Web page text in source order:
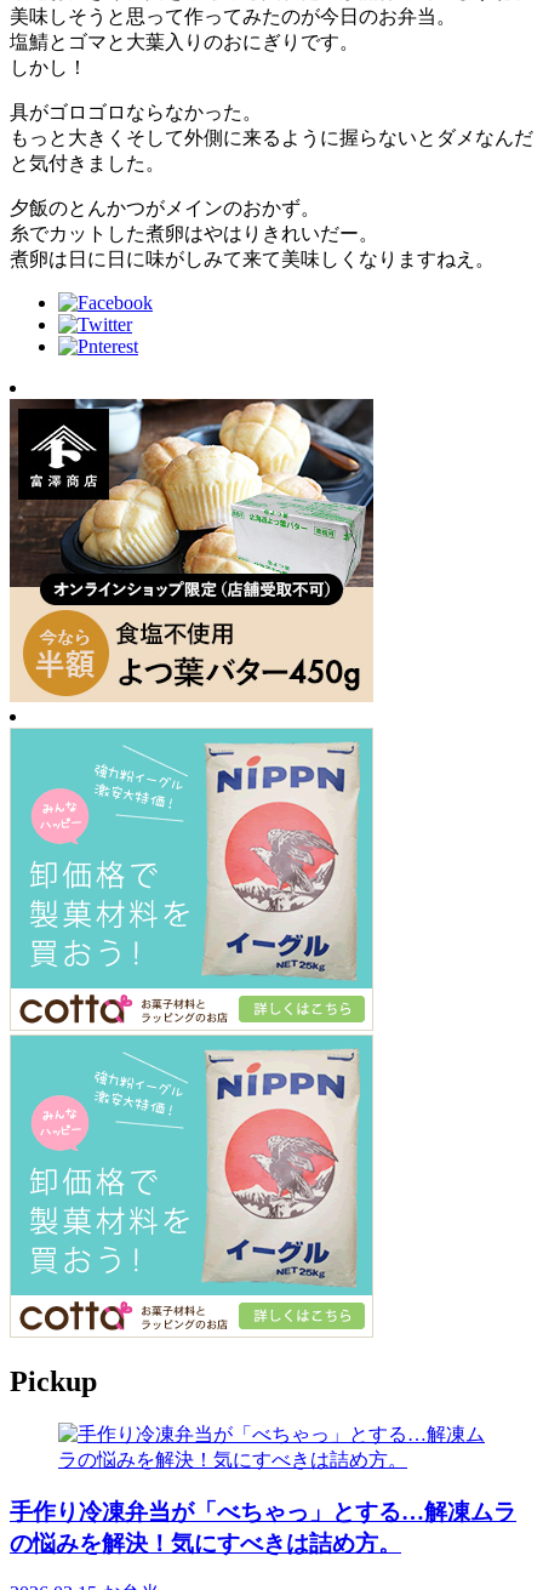
美味しそうと思って作ってみたのが今日のお弁当。
塩鯖とゴマと大葉入りのおにぎりです。
しかし！
具がゴロゴロならなかった。
もっと大きくそして外側に来るように握らないとダメなんだ
と気付きました。
夕飯のとんかつがメインのおかず。
糸でカットした煮卵はやはりきれいだー。
煮卵は日に日に味がしみて来て美味しくなりますねえ。
Pickup
手作り冷凍弁当が「べちゃっ」とする…解凍ムラ
の悩みを解決！気にすべきは詰め方。